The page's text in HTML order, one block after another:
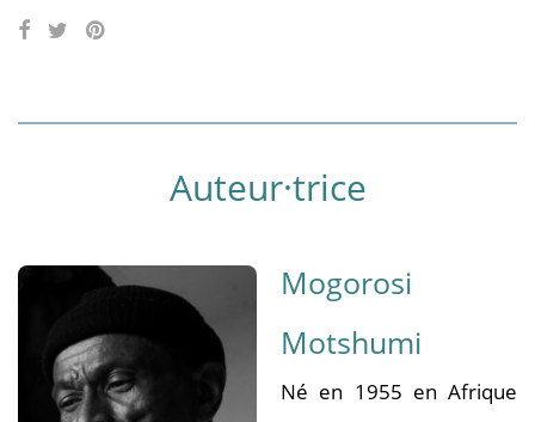
Auteur·trice
Mogorosi
Motshumi
Né en 1955 en Afrique